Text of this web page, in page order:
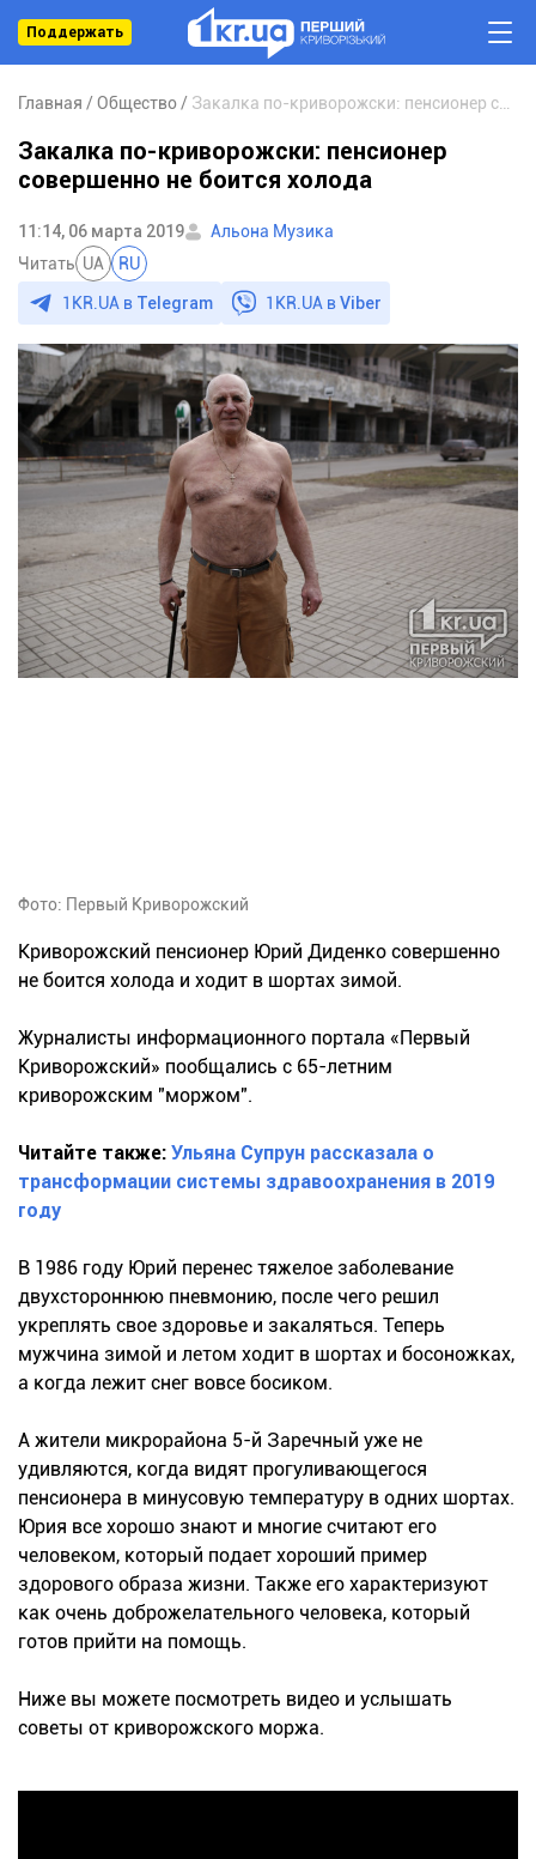
Поддержать
Главная Общество
Закалка по-криворожски: пенсионер
совершенно не боится холода
11:14, 06 марта 2019
Альона Музика
Читать UA RU
1KR.UA в Telegram 1KR.UA вViber
Фото: Первый Криворожский
Криворожский пенсионер Юрий Диденко совершенно
не боится холода и ходит в шортах зимой.
Журналисты информационного портала «Первый
Криворожский» пообщались с 65-летним
криворожским "моржом".
Читайте также: Ульяна Супрун рассказала о
трансформации системы здравоохранения в 2019
году
В 1986 году Юрий перенес тяжелое заболевание
двухстороннюю пневмонию, после чего решил
укреплять свое здоровье и закаляться. Теперь
мужчина зимой и летом ходит в шортах и босоножках,
а когда лежит снег вовсе босиком.
А жители микрорайона 5-й Заречный уже не
удивляются, когда видят прогуливающегося
пенсионера в минусовую температуру в одних шортах.
Юрия все хорошо знают и многие считают его
человеком, который подает хороший пример
здорового образа жизни. Также его характеризуют
как очень доброжелательного человека, который
готов прийти на помощь.
Ниже вы можете посмотреть видео и услышать
советы от криворожского моржа.